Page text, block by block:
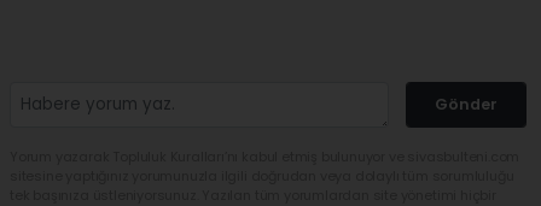
Gönder